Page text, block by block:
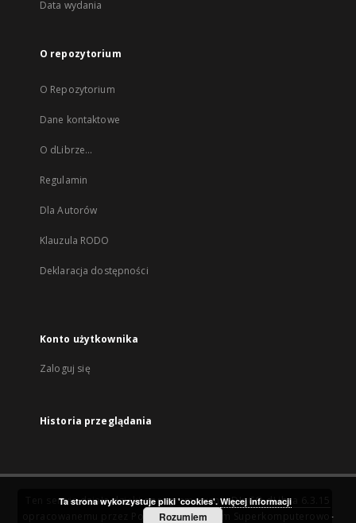
Data wydania
O repozytorium
O Repozytorium
Dane kontaktowe
O dLibrze...
Regulamin
Dla Autorów
Klauzula RODO
Deklaracja dostępności
Konto użytkownika
Zaloguj się
Historia przeglądania
Ten serwis działa dzięki oprogramowaniuDInGO dLibra 6.3.15
Poznańskie Centrum Superkomputerowo-
Ta strona wykorzystuje pliki 'cookies'. Więcej informacji
Rozumiem